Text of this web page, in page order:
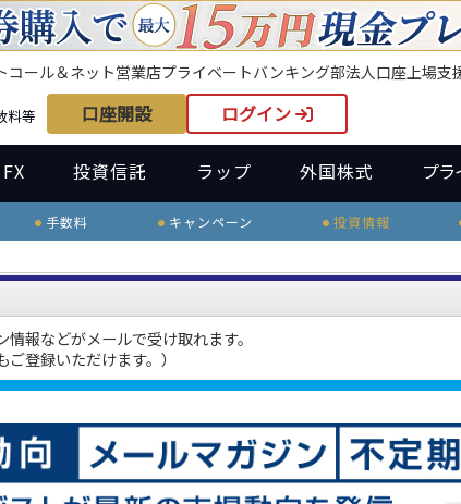
コール＆ネット営業店プライベートバンキング部法人口座上場支
料等 口座開設 ログイン
FX 投資信託 ラップ 外国株式 プ
手数料 キャンペーン 投資情報
報などがメールで受け取れます。
登録いただけます。）